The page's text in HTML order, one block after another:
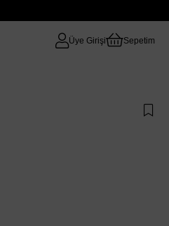
Üye Girişi Sepetim